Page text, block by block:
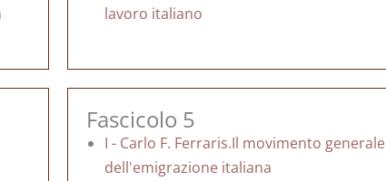
lavoro italiano
Fascicolo 5
I - Carlo F. Ferraris.Il movimento generale
dell'emigrazione italiana